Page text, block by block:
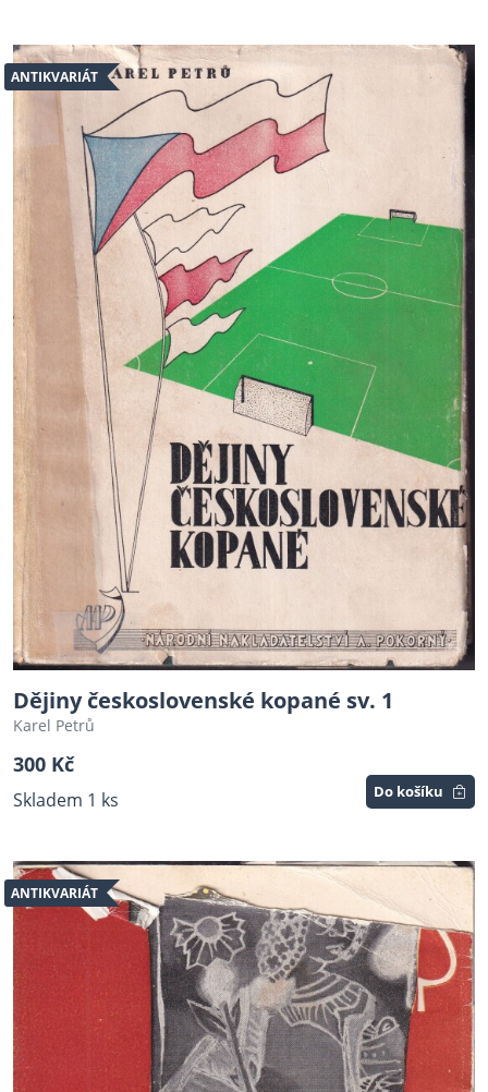
ANTIKVARIÁT
Dějiny československé kopané sv. 1
Karel Petrů
300 Kč
Skladem 1 ks Do košíku
ANTIKVARIÁT